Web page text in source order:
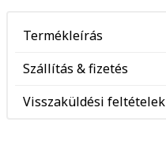
Termékleírás
Szállítás & fizetés
Visszaküldési feltételek